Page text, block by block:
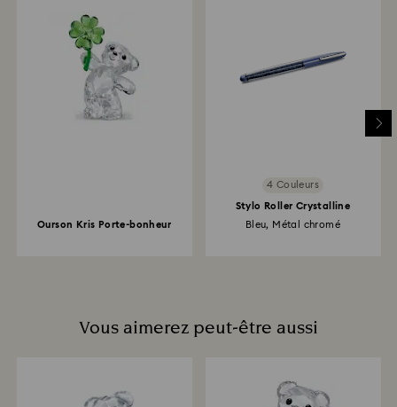
Ourson Kris Porte-bonheur
4 Couleurs
Stylo Roller Crystalline
Bleu, Métal chromé
Vous aimerez peut-être aussi